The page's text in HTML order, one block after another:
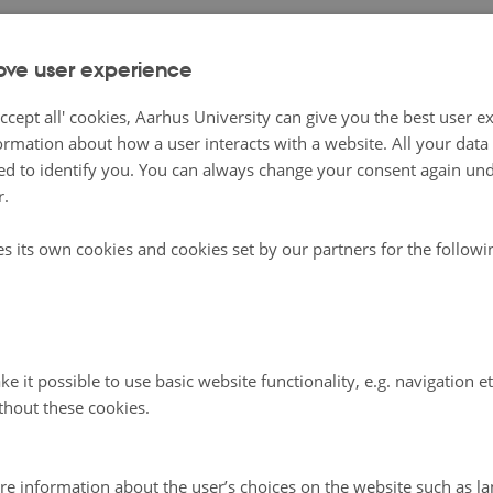
Herunder er der et fald på 46 procent på oksekød,
10 procent på fjerkræ. Specifikt får Bispebjerg
græskvæg, og andelen af økologisk oksekød ligger på
og indmad – 30 procent er hakket kød. Målet er i
og smag.
halvvejs i sit reduktionsmål.
user experience
all' cookies, Aarhus University can give you the best user
about how a user interacts with a website. All your
to identify you. You can always change your consent again
its own cookies and cookies set by our partners for the
it possible to use basic website functionality, e.g. navigation
these cookies.
information about the user’s choices on the website such as